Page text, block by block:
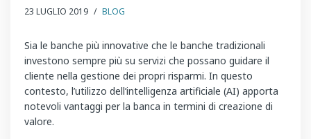
23 LUGLIO 2019 / BLOG
Sia le banche più innovative che le banche tradizionali
investono sempre più su servizi che possano guidare il
cliente nella gestione dei propri risparmi. In questo
contesto, l’utilizzo dell’intelligenza artificiale (AI) apporta
notevoli vantaggi per la banca in termini di creazione di
valore.